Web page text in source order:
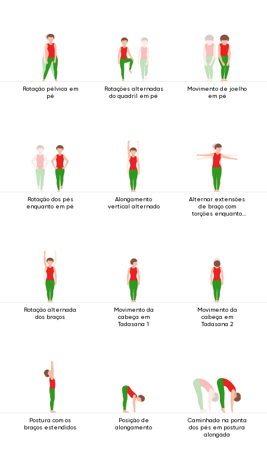
Rotação pélvica em
pé
Rotações alternadas
do quadril em pé
Movimento de joelho
em pé
Rotação dos pés
enquanto em pé
Alongamento
vertical alternado
Alternar extensões
de braço com
torções enquanto
Rotação alternada
dos braços
Movimento da
cabeça em
Tadasana 1
Movimento da
cabeça em
Tadasana 2
Postura com os
braços estendidos
Posição de
alongamento
Caminhada na ponta
dos pés em postura
alongada